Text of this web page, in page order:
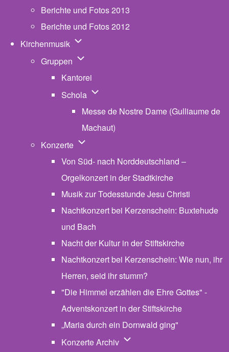
Berichte und Fotos 2013
Berichte und Fotos 2012
Kirchenmusik Unternavigation von Kirchenmusik
Gruppen Unternavigation von Gruppen
Kantorei
Schola Unternavigation von Schola
Messe de Nostre Dame (Gulliaume de
Machaut)
Konzerte Unternavigation von Konzerte
Von Süd- nach Norddeutschland –
Orgelkonzert in der Stadtkirche
Musik zur Todesstunde Jesu Christi
Nachtkonzert bei Kerzenschein: Buxtehude
und Bach
Nacht der Kultur in der Stiftskirche
Nachtkonzert bei Kerzenschein: Wie nun, ihr
Herren, seid ihr stumm?
"Die Himmel erzählen die Ehre Gottes" -
Adventskonzert in der Stiftskirche
„Maria durch ein Dornwald ging"
Konzerte Archiv Unternavigation von